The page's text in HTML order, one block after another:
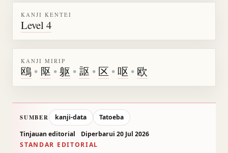
KANJI KENTEI
Level 4
KANJI MIRIP
鴎 • 𨸟 •躯 • 𧦅 • 区 • 呕 • 欧
SUMBER kanji-data
Tatoeba
Tinjauan editorial
Diperbarui 20 Jul 2026
STANDAR EDITORIAL